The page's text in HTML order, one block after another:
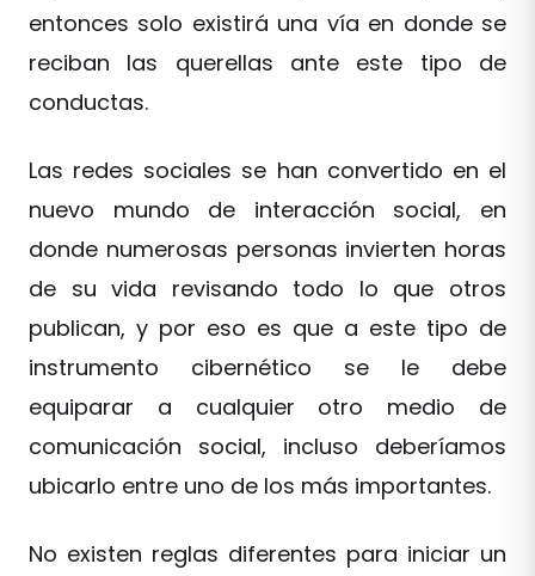
entonces solo existirá una vía en donde se
reciban las querellas ante este tipo de
conductas.
Las redes sociales se han convertido en el
nuevo mundo de interacción social, en
donde numerosas personas invierten horas
de su vida revisando todo lo que otros
publican, y por eso es que a este tipo de
instrumento cibernético se le debe
equiparar a cualquier otro medio de
comunicación social, incluso deberíamos
ubicarlo entre uno de los más importantes.
No existen reglas diferentes para iniciar un